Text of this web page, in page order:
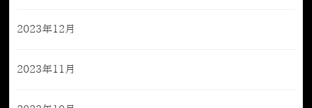
2023年12月
2023年11月